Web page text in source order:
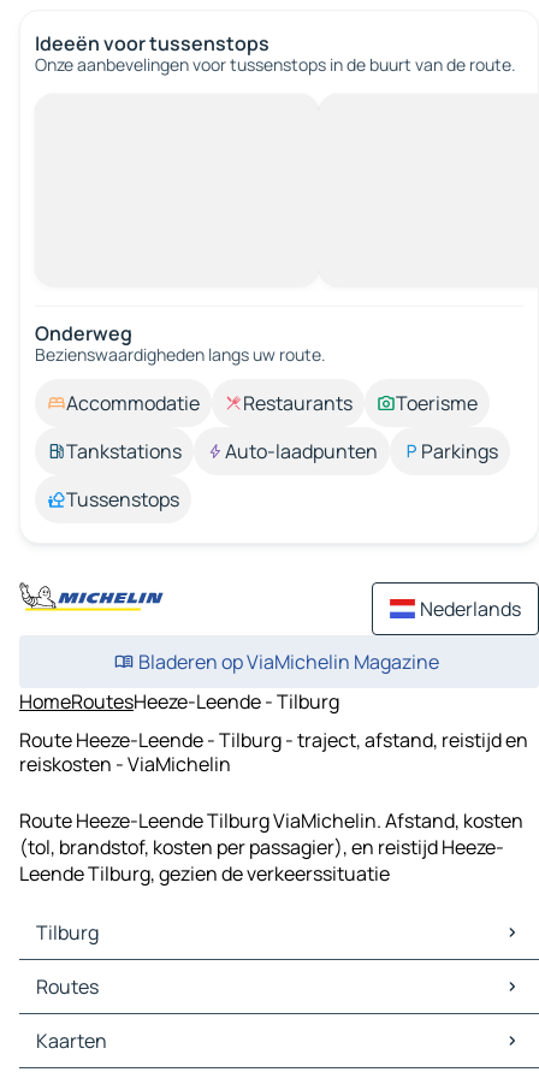
Ideeën voor tussenstops
Onze aanbevelingen voor tussenstops in de buurt van de route.
Onderweg
Bezienswaardigheden langs uw route.
Accommodatie Restaurants
Toerisme
Tankstations
Auto-laadpunten
Parkings
Tussenstops
Nederlands
Bladeren op ViaMichelin Magazine
HomeRoutesHeeze-Leende - Tilburg
Route Heeze-Leende - Tilburg - traject, afstand, reistijd en
reiskosten - ViaMichelin
Route Heeze-Leende Tilburg ViaMichelin. Afstand, kosten
(tol, brandstof, kosten per passagier), en reistijd Heeze-
Leende Tilburg, gezien de verkeerssituatie
Tilburg
Tilburg Kaarten
Tilburg Verkeer
Tilburg Hotels
Tilburg Restaurants
Routes
Routes Tilburg - Den Bosch
Routes Tilburg - Eindhoven
Kaarten